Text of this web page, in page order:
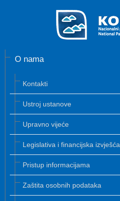
O nama
Kontakti
Ustroj ustanove
Upravno vijeće
Legislativa i financijska izvješća
Pristup informacijama
Zaštita osobnih podataka